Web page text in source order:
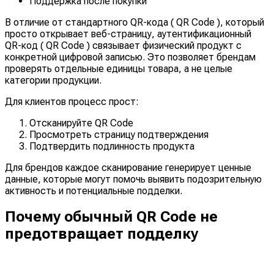
В отличие от стандартного QR-кода ( QR Code ), который
просто открывает веб-страницу, аутентификационный
QR-код ( QR Code ) связывает физический продукт с
конкретной цифровой записью. Это позволяет брендам
проверять отдельные единицы товара, а не целые
категории продукции.
Для клиентов процесс прост:
Отсканируйте QR Code
Просмотреть страницу подтверждения
Подтвердить подлинность продукта
Для брендов каждое сканирование генерирует ценные
данные, которые могут помочь выявить подозрительную
активность и потенциальные подделки.
Почему обычный QR Code не
предотвращает подделку